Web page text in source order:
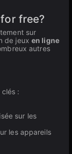
free?
sur
de jeux en ligne
autres
:
sur les
les appareils